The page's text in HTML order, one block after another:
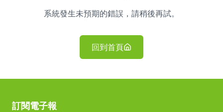
系統發生未預期的錯誤，請稍後再試。
回到首頁
訂閱電子報